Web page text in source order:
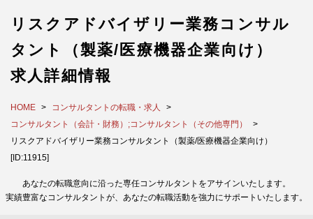
リスクアドバイザリー業務コンサル
タント（製薬/医療機器企業向け）
求人詳細情報
HOME
コンサルタントの転職・求人
コンサルタント（会計・財務）;コンサルタント（その他専門）
リスクアドバイザリー業務コンサルタント（製薬/医療機器企業向け）
[ID:11915]
あなたの転職意向に沿った専任コンサルタントをアサインいたします。
実績豊富なコンサルタントが、あなたの転職活動を強力にサポートいたします。